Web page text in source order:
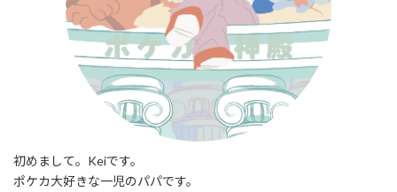
初めまして。Keiです。
ポケカ大好きな一児のパパです。